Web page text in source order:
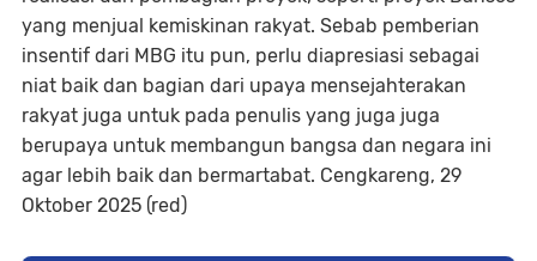
yang menjual kemiskinan rakyat. Sebab pemberian
insentif dari MBG itu pun, perlu diapresiasi sebagai
niat baik dan bagian dari upaya mensejahterakan
rakyat juga untuk pada penulis yang juga juga
berupaya untuk membangun bangsa dan negara ini
agar lebih baik dan bermartabat. Cengkareng, 29
Oktober 2025 (red)